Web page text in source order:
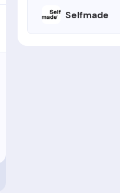
Selfmade